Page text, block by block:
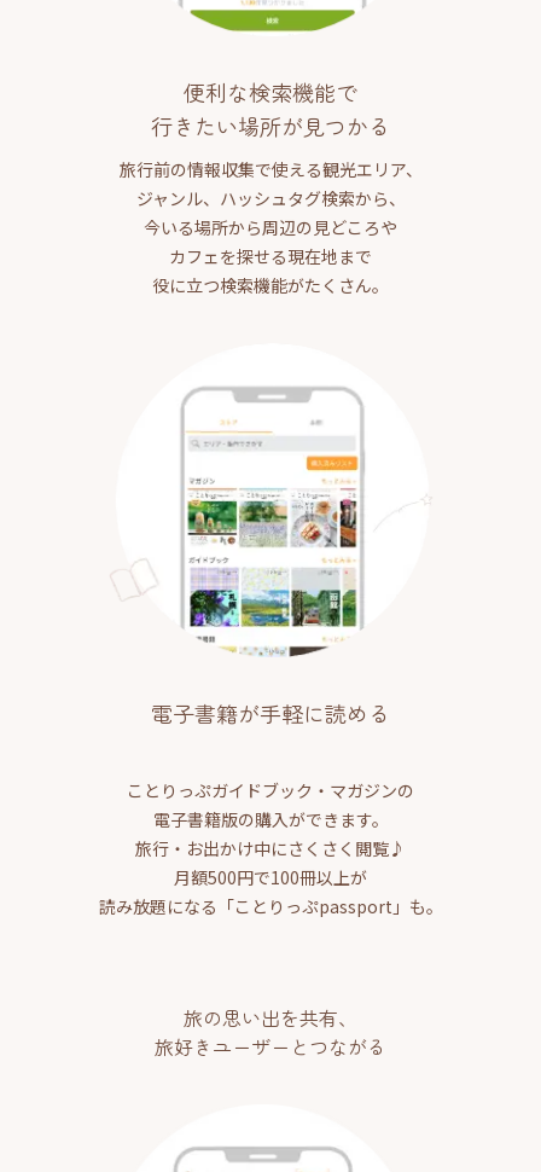
便利な検索機能で
行きたい場所が見つかる
旅行前の情報収集で使える観光エリア、
ジャンル、ハッシュタグ検索から、
今いる場所から周辺の見どころや
カフェを探せる現在地まで
役に立つ検索機能がたくさん。
電子書籍が手軽に読める
ことりっぷガイドブック・マガジンの
電子書籍版の購入ができます。
旅行・お出かけ中にさくさく閲覧♪
月額500円で100冊以上が
読み放題になる「ことりっぷpassport」も。
旅の思い出を共有、
旅好きユーザーとつながる